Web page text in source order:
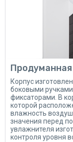
Корпус
боковыми
фиксаторами. В
которой
влажность
значения перед
увлажнителя
контроля уровня